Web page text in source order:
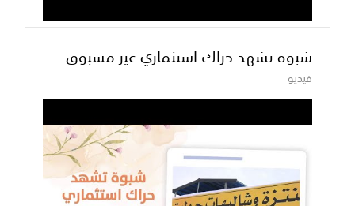
شبوة تشهد حراك استثماري غير مسبوق
فيديو